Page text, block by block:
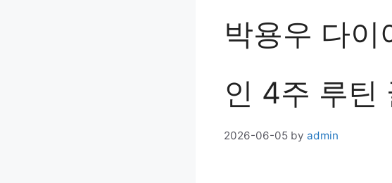
박용우 다이
인 4주 루틴
2026-06-05 by admin